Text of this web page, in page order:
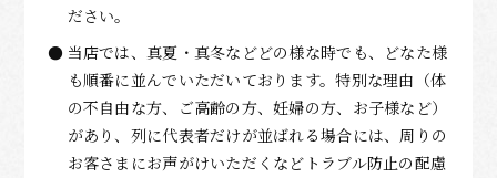
ださい。
当店では、真夏・真冬などどの様な時でも、どなた様
も順番に並んでいただいております。特別な理由（体
の不自由な方、ご高齢の方、妊婦の方、お子様など）
があり、列に代表者だけが並ばれる場合には、周りの
お客さまにお声がけいただくなどトラブル防止の配慮